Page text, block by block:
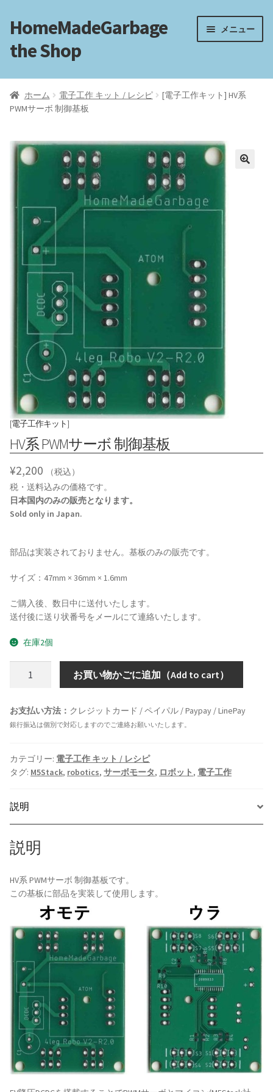
ナ
ビ
ゲ
ョ
ン
ス
コ
ン
テ
へ
ス
ッ
HomeMadeGarbage
the Shop
メニュー
ホーム
電子工作
フリートラック
ブログ
ホーム 電子工作 キット / レシピ
[電子工作キット] HV系
PWMサーボ 制御基板
[電子工作キット]
HV系 PWMサーボ 制御基板
¥2,200
（税込）
税・送料込みの価格です。
日本国内のみの販売となります。
Sold only in Japan.
部品は実装されておりません。基板のみの販売です。
サイズ：47mm × 36mm × 1.6mm
ご購入後、数日中に送付いたします。
送付後に送り状番号をメールにて連絡いたします。
在庫2個
作
キ
ト]
HV
PWM
ボ
御
基
個
お買い物かごに追加（Add to cart）
お支払い方法： クレジットカード / ペイパル / Paypay / LinePay
銀行振込は個別で対応しますのでご連絡お願いいたします。
カテゴリー: 電子工作 キット / レシピ
タグ: M5Stack, robotics, サーボモータ, ロボット , 電子工作
説明
説明
HV系 PWMサーボ 制御基板です。
この基板に部品を実装して使用します。